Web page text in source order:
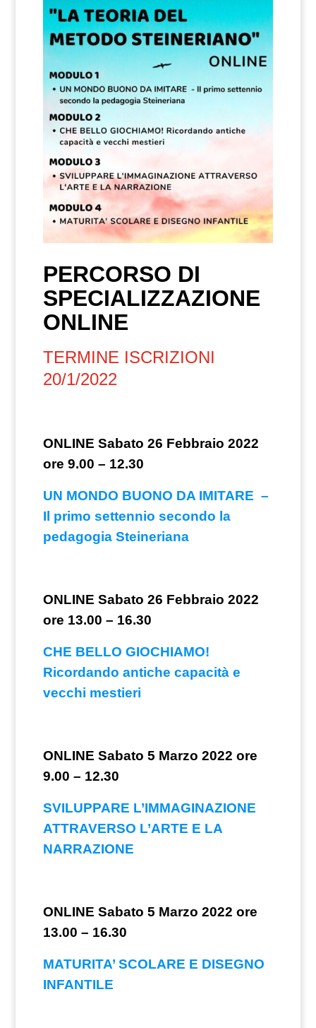
PERCORSO DI
SPECIALIZZAZIONE
ONLINE
TERMINE ISCRIZIONI
20/1/2022
ONLINE Sabato 26 Febbraio 2022
ore 9.00 – 12.30
UN MONDO BUONO DA IMITARE –
Il primo settennio secondo la
pedagogia Steineriana
ONLINE Sabato 26 Febbraio 2022
ore 13.00 – 16.30
CHE BELLO GIOCHIAMO!
Ricordando antiche capacità e
vecchi mestieri
ONLINE Sabato 5 Marzo 2022 ore
9.00 – 12.30
SVILUPPARE L’IMMAGINAZIONE
ATTRAVERSO L’ARTE E LA
NARRAZIONE
ONLINE Sabato 5 Marzo 2022 ore
13.00 – 16.30
MATURITA’ SCOLARE E DISEGNO
INFANTILE